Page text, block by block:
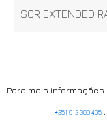
SCR EXTENDED
Para mais
+351 912 009 495,